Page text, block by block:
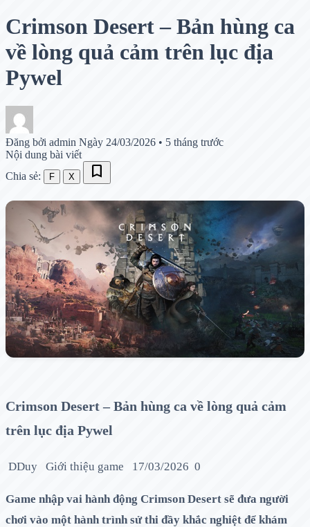
Crimson Desert – Bản hùng ca
về lòng quả cảm trên lục địa
Pywel
Đăng bởi admin Ngày 24/03/2026 • 5 tháng trước
Nội dung bài viết
Chia sẻ:
F X bookmark
Crimson Desert – Bản hùng ca về lòng quả cảm
trên lục địa Pywel
DDuy Giới thiệu game 17/03/2026 0
Game nhập vai hành động Crimson Desert sẽ đưa người
chơi vào một hành trình sử thi đầy khắc nghiệt để khám